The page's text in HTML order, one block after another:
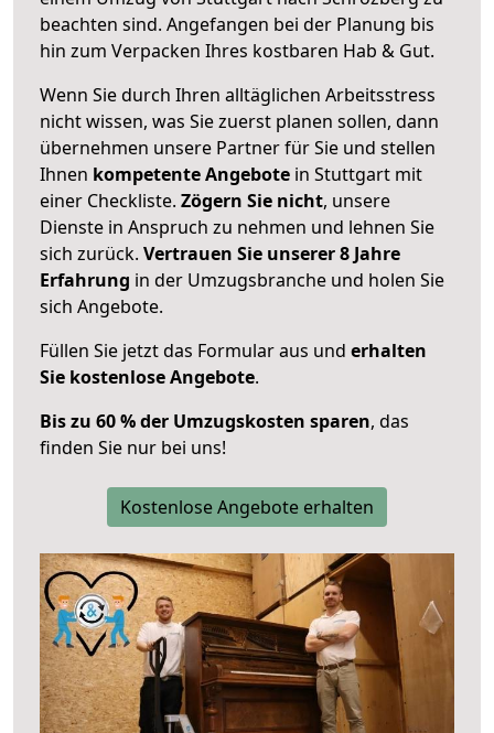
beachten sind. Angefangen bei der Planung bis
hin zum Verpacken Ihres kostbaren Hab & Gut.
Wenn Sie durch Ihren alltäglichen Arbeitsstress
nicht wissen, was Sie zuerst planen sollen, dann
übernehmen unsere Partner für Sie und stellen
Ihnen kompetente Angebote in Stuttgart mit
einer Checkliste. Zögern Sie nicht, unsere
Dienste in Anspruch zu nehmen und lehnen Sie
sich zurück. Vertrauen Sie unserer 8 Jahre
Erfahrung in der Umzugsbranche und holen Sie
sich Angebote.
Füllen Sie jetzt das Formular aus und erhalten
Sie kostenlose Angebote.
Bis zu 60 % der Umzugskosten sparen, das
finden Sie nur bei uns!
Kostenlose Angebote erhalten